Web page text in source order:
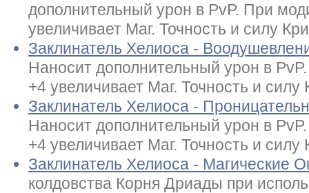
дополнительный урон в PvP. При
увеличивает Маг. Точность и силу
Заклинатель Хелиоса -
Наносит дополнительный урон в
+4 увеличивает Маг. Точность и силу
Заклинатель Хелиоса -
Наносит дополнительный урон в
+4 увеличивает Маг. Точность и силу
Заклинатель Хелиоса - Магические
колдовства Корня Дриады при